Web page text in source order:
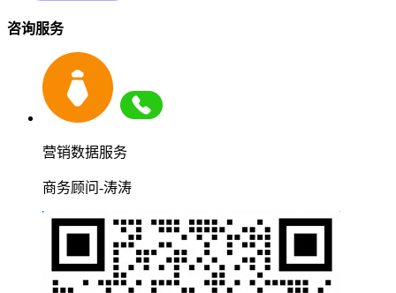
咨询服务
营销数据服务
商务顾问-涛涛